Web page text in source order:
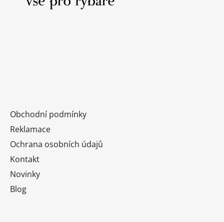
Obchodní podmínky
Reklamace
Ochrana osobních údajů
Kontakt
Novinky
Blog